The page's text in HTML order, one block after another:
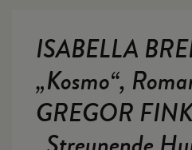
ISABELLA
„Kosmo“,
GREGOR